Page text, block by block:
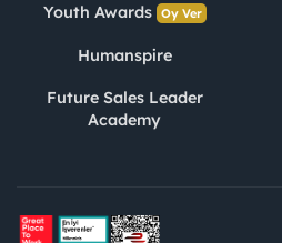
Youth Awards Oy Ver
Humanspire
Future Sales Leader
Academy